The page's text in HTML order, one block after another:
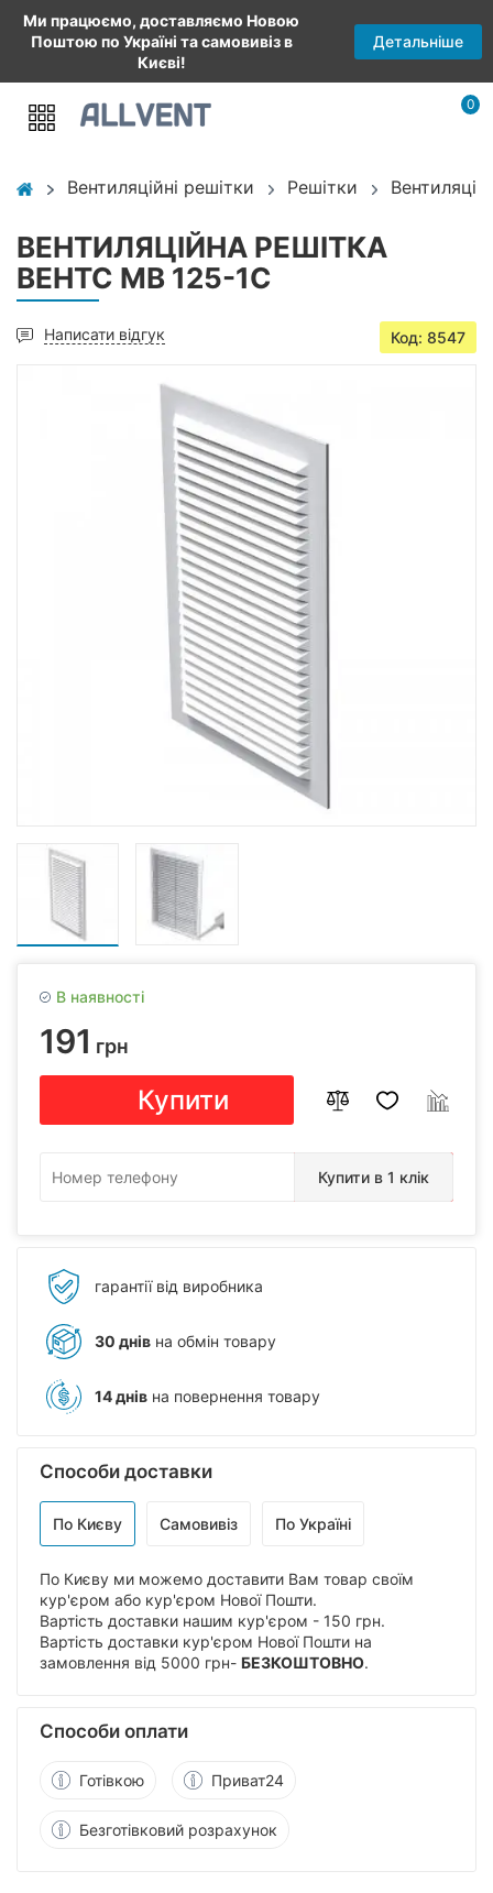
Ми працюємо, доставляємо Новою
Поштою по Україні та самовивіз в
Києві!
Детальніше
0
Вентиляційні решітки Решітки
ВЕНТИЛЯЦІЙНА РЕШІТКА
ВЕНТС МВ 125-1С
Написати відгук Код: 8547
В наявності
191 грн
Купити
Купити в 1 клік
гарантії від виробника
30 днів на обмін товару
14 днів на повернення товару
Способи доставки
По Києву Самовивіз По Україні
По Києву ми можемо доставити Вам товар своїм
кур'єром або кур'єром Нової Пошти.
Вартість доставки нашим кур'єром - 150 грн.
Вартість доставки кур'єром Нової Пошти на
замовлення від 5000 грн- БЕЗКОШТОВНО.
Способи оплати
Готівкою Приват24
Безготівковий розрахунок